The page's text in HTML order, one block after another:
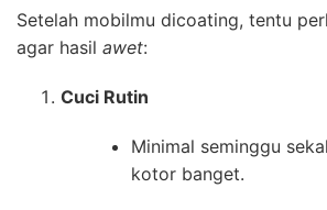
Setelah mobilmu dicoating, tentu
agar hasil awet:
Cuci Rutin
Minimal seminggu
kotor banget.